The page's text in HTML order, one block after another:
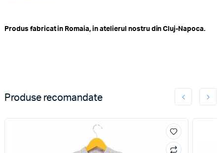
Produs fabricat in Romaia, in atelierul nostru din Cluj-Napoca.
Produse recomandate